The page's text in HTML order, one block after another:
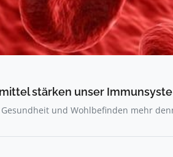
stärken unser
und Wohlbefinden mehr